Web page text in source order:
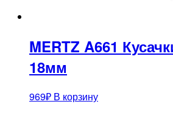
MERTZ A661
18мм
969₽ В корзину